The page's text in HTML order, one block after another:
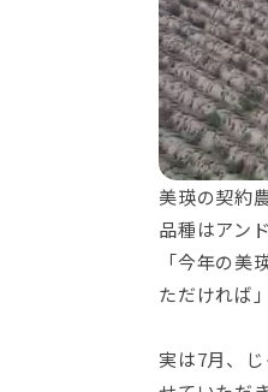
美瑛の契約
品種はアン
「今年の
ただければ
実は7月、